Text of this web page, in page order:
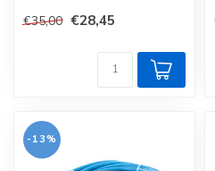
€35,00 €28,45
-13%